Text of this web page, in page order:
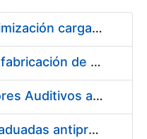
Pliego condiciones optimización cargas compras firmado
Acuerdo marco para la fabricación de piezas
Suministro de Protectores Auditivos a medida para las personas trabajadoras de los Centros de Trabajo de Madrid y Burgos
Suministro de gafas graduadas antiproyecciones para los trabajadores de la FNMT-RCM en los centros de trabajo de Madrid y Burgos